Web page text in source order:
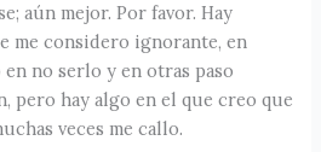
aún mejor. Por favor. Hay
me considero ignorante, en
no serlo y en otras paso
pero hay algo en el que creo que
veces me callo.